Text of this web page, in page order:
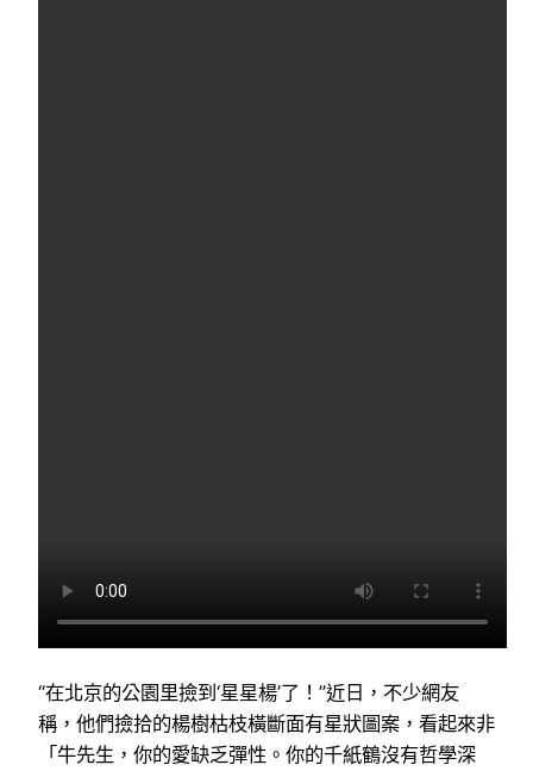
“在北京的公園里撿到‘星星楊’了！”近日，不少網友
稱，他們撿拾的楊樹枯枝橫斷面有星狀圖案，看起來非
「牛先生，你的愛缺乏彈性。你的千紙鶴沒有哲學深